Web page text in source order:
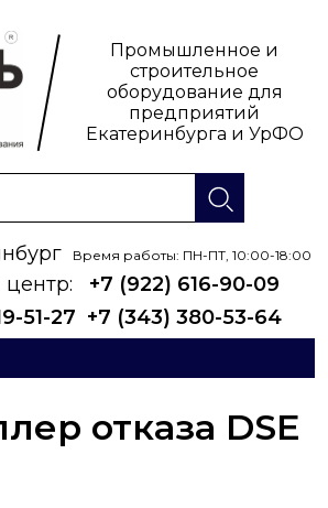
Промышленное и
строительное
оборудование для
предприятий
Екатеринбурга и УрФО
Время работы: ПН-ПТ, 10:00-18:00
+7 (922) 616-90-09
51-27 +7 (343) 380-53-64
отказа DSE